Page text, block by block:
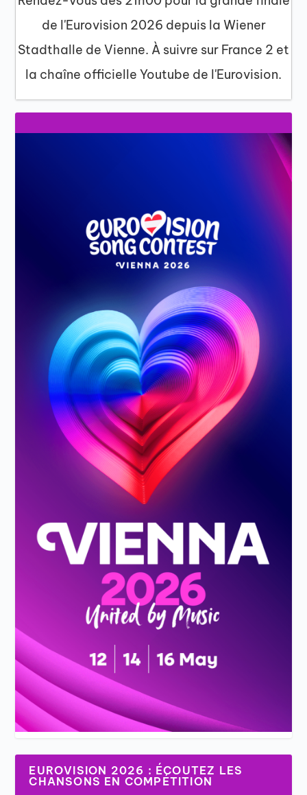
de l'Eurovision 2026 depuis la Wiener
Stadthalle de Vienne. À suivre sur France 2 et
la chaîne officielle Youtube de l'Eurovision.
EUROVISION 2026 : ÉCOUTEZ LES
CHANSONS EN COMPÉTITION